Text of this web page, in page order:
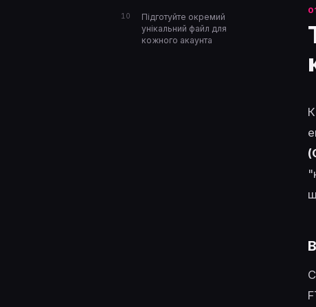
Підготуйте окремий
унікальний файл для
кожного акаунта